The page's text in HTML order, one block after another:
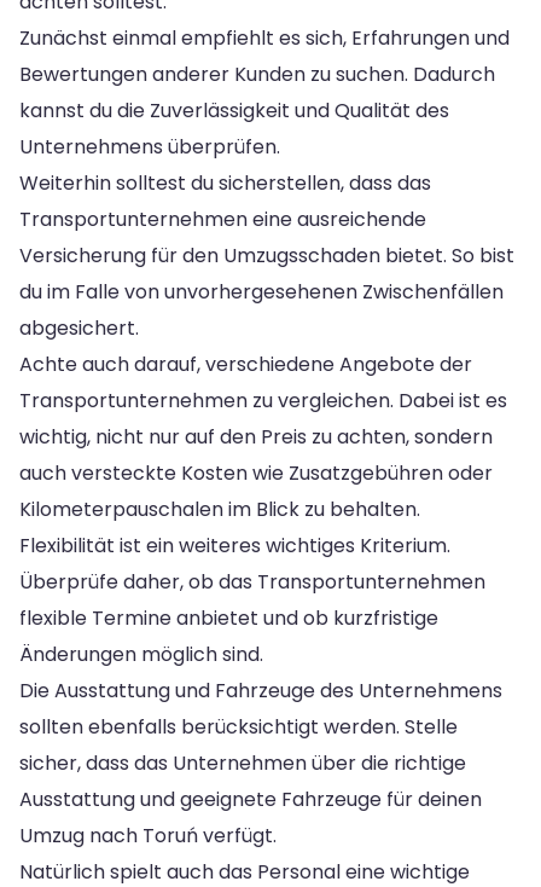
Zunächst einmal empfiehlt es sich, Erfahrungen und
Bewertungen anderer Kunden zu suchen. Dadurch
kannst du die Zuverlässigkeit und Qualität des
Unternehmens überprüfen.
Weiterhin solltest du sicherstellen, dass das
Transportunternehmen eine ausreichende
Versicherung für den Umzugsschaden bietet. So bist
du im Falle von unvorhergesehenen Zwischenfällen
abgesichert.
Achte auch darauf, verschiedene Angebote der
Transportunternehmen zu vergleichen. Dabei ist es
wichtig, nicht nur auf den Preis zu achten, sondern
auch versteckte Kosten wie Zusatzgebühren oder
Kilometerpauschalen im Blick zu behalten.
Flexibilität ist ein weiteres wichtiges Kriterium.
Überprüfe daher, ob das Transportunternehmen
flexible Termine anbietet und ob kurzfristige
Änderungen möglich sind.
Die Ausstattung und Fahrzeuge des Unternehmens
sollten ebenfalls berücksichtigt werden. Stelle
sicher, dass das Unternehmen über die richtige
Ausstattung und geeignete Fahrzeuge für deinen
Umzug nach Toruń verfügt.
Natürlich spielt auch das Personal eine wichtige